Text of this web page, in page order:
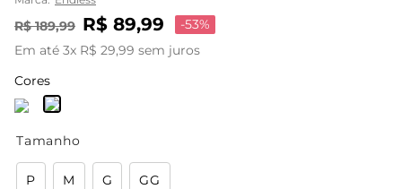
R$ 189,99 R$ 89,99 -53%
Em até 3x R$ 29,99 sem juros
Cores
Tamanho
P M G GG